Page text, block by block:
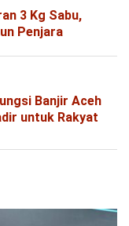
3 Kg Sabu,
Penjara
Banjir Aceh
untuk Rakyat